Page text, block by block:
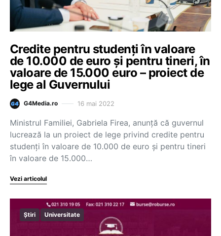
Credite pentru studenți în valoare
de 10.000 de euro și pentru tineri, în
valoare de 15.000 euro – proiect de
lege al Guvernului
G4Media.ro 16 mai 2022
Ministrul Familiei, Gabriela Firea, anunță că guvernul
lucrează la un proiect de lege privind credite pentru
studenți în valoare de 10.000 de euro și pentru tineri
în valoare de 15.000…
Vezi articolul
Știri Universitate